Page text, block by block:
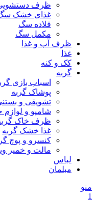
ظرف
غذای خشک
قلاده سگ
مکمل سگ
ظرف آب و غذا
غذا
کک و کنه
گربه
اسباب بازی
پوشاک گربه
تشویقی و
شامپو و لوازم
ظرف خاک
غذا خشک گربه
کنسرو و پوچ
مالت و خمیر
لباس
مبلمان
منو
1